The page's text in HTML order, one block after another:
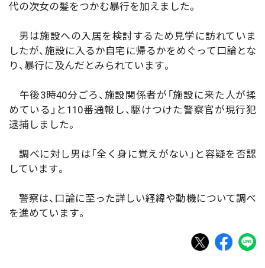
代の次女の髪をつかむ暴行を加えました。
男は施設への入居を検討するため見学に訪れていま
したが、施設に入るか自宅に帰るかをめぐって口論とな
り、暴行に及んだとみられています。
午後3時40分ごろ、施設関係者が「施設に来た人が揉
めている」と110番通報し、駆けつけた警察官が現行犯
逮捕しました。
調べに対し男は「全く身に覚えがない」と容疑を否認
しています。
警察は、口論に至った詳しい経緯や動機について調べ
を進めています。